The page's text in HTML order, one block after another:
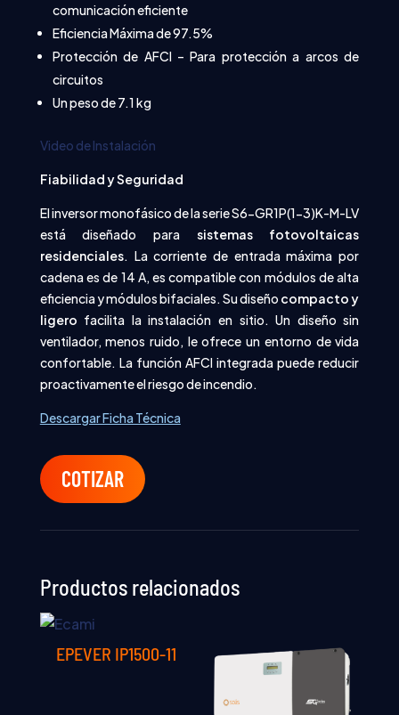
comunicación eficiente
Eficiencia Máxima de 97.5%
Protección de AFCI – Para protección a arcos de
circuitos
Un peso de 7.1 kg
Video de Instalación
Fiabilidad y Seguridad
El inversor monofásico de la serie S6-GR1P(1-3)K-M-LV
está diseñado para sistemas fotovoltaicas
residenciales. La corriente de entrada máxima por
cadena es de 14 A, es compatible con módulos de alta
eficiencia y módulos bifaciales. Su diseño compacto y
ligero facilita la instalación en sitio. Un diseño sin
ventilador, menos ruido, le ofrece un entorno de vida
confortable. La función AFCI integrada puede reducir
proactivamente el riesgo de incendio.
Descargar Ficha Técnica
COTIZAR
Productos relacionados
EPEVER IP1500-11